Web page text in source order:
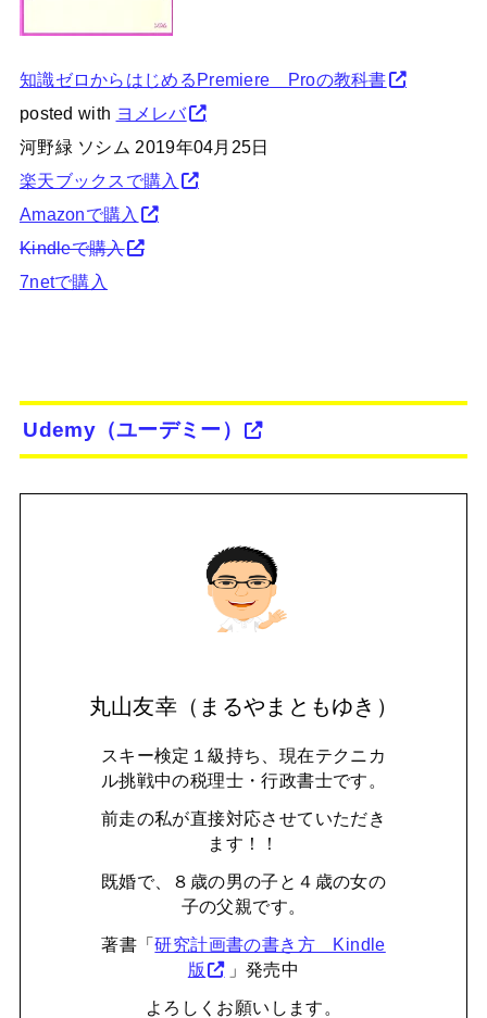
知識ゼロからはじめるPremiere Proの教科書
posted with ヨメレバ
河野緑 ソシム 2019年04月25日
楽天ブックスで購入
Amazonで購入
Kindleで購入
7netで購入
Udemy（ユーデミー）
丸山友幸（まるやまともゆき）
スキー検定１級持ち、現在テクニカ
ル挑戦中の税理士・行政書士です。
前走の私が直接対応させていただき
ます！！
既婚で、８歳の男の子と４歳の女の
子の父親です。
著書「研究計画書の書き方 Kindle
版
」発売中
よろしくお願いします。